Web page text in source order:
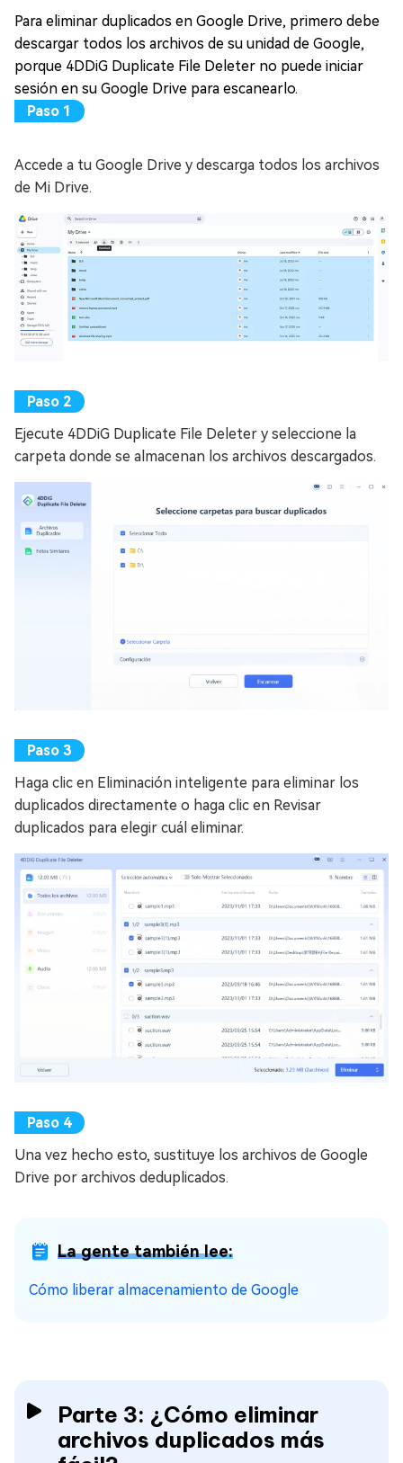
Para eliminar duplicados en Google Drive, primero debe
descargar todos los archivos de su unidad de Google,
porque 4DDiG Duplicate File Deleter no puede iniciar
sesión en su Google Drive para escanearlo.
Accede a tu Google Drive y descarga todos los archivos
de Mi Drive.
Ejecute 4DDiG Duplicate File Deleter y seleccione la
carpeta donde se almacenan los archivos descargados.
Haga clic en Eliminación inteligente para eliminar los
duplicados directamente o haga clic en Revisar
duplicados para elegir cuál eliminar.
Una vez hecho esto, sustituye los archivos de Google
Drive por archivos deduplicados.
La gente también lee:
Cómo liberar almacenamiento de Google
Parte 3: ¿Cómo eliminar
archivos duplicados más